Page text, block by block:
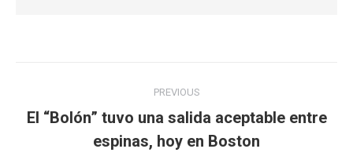
navigation
PREVIOUS
Previous
post:
El “Bolón” tuvo una salida aceptable entre
espinas, hoy en Boston